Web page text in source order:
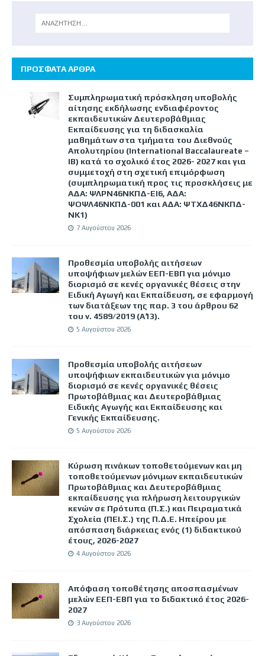
ΠΡΟΣΦΑΤΑ ΑΡΘΡΑ
Συμπληρωματική πρόσκληση υποβολής
αίτησης εκδήλωσης ενδιαφέροντος
εκπαιδευτικών Δευτεροβάθμιας
Εκπαίδευσης για τη διδασκαλία
μαθημάτων στα τμήματα του Διεθνούς
Απολυτηρίου (International Baccalaureate –
IB) κατά το σχολικό έτος 2026- 2027 και για
συμμετοχή στη σχετική επιμόρφωση
(συμπληρωματική προς τις προσκλήσεις με
ΑΔΑ: ΨΛΡΝ46ΝΚΠΔ-ΕΙ6, ΑΔΑ:
ΨΟΨΛ46ΝΚΠΔ-001 και ΑΔΑ: ΨΤΧΔ46ΝΚΠΔ-
ΝΚ1)
7 Αυγούστου 2026
Προθεσμία υποβολής αιτήσεων
υποψήφιων μελών ΕΕΠ-ΕΒΠ για μόνιμο
διορισμό σε κενές οργανικές θέσεις στην
Ειδική Αγωγή και Εκπαίδευση, σε εφαρμογή
των διατάξεων της παρ. 3 του άρθρου 62
του ν. 4589/2019 (Α΄13).
5 Αυγούστου 2026
Προθεσμία υποβολής αιτήσεων
υποψήφιων εκπαιδευτικών για μόνιμο
διορισμό σε κενές οργανικές θέσεις
Πρωτοβάθμιας και Δευτεροβάθμιας
Ειδικής Αγωγής και Εκπαίδευσης και
Γενικής Εκπαίδευσης.
5 Αυγούστου 2026
Κύρωση πινάκων τοποθετούμενων και μη
τοποθετούμενων μόνιμων εκπαιδευτικών
Πρωτοβάθμιας και Δευτεροβάθμιας
εκπαίδευσης για πλήρωση λειτουργικών
κενών σε Πρότυπα (Π.Σ.) και Πειραματικά
Σχολεία (ΠΕΙ.Σ.) της Π.Δ.Ε. Ηπείρου με
απόσπαση διάρκειας ενός (1) διδακτικού
έτους, 2026-2027
4 Αυγούστου 2026
Απόφαση τοποθέτησης αποσπασμένων
μελών ΕΕΠ-ΕΒΠ για το διδακτικό έτος 2026-
2027
3 Αυγούστου 2026